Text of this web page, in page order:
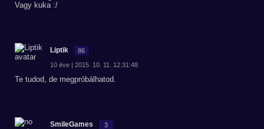
Vagy kuka :/
Liptik 86
10 éve | 2015. 10. 11. 12:31:48
Te tudod, de megpróbálhatod.
SmileGames 3